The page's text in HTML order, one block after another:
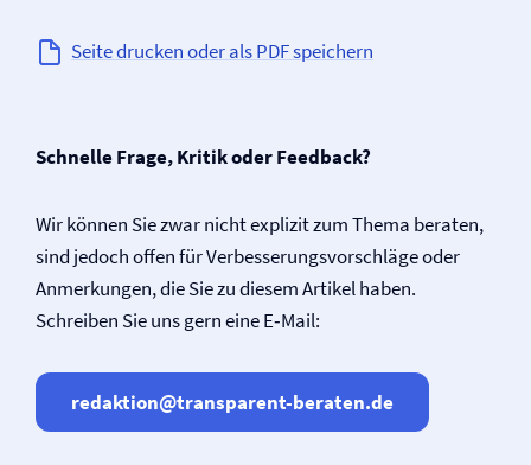
Seite drucken oder als PDF speichern
Schnelle Frage, Kritik oder Feedback?
Wir können Sie zwar nicht explizit zum Thema beraten,
sind jedoch offen für Verbesserungsvorschläge oder
Anmerkungen, die Sie zu diesem Artikel haben.
Schreiben Sie uns gern eine E‑Mail:
redaktion@transparent-beraten.de